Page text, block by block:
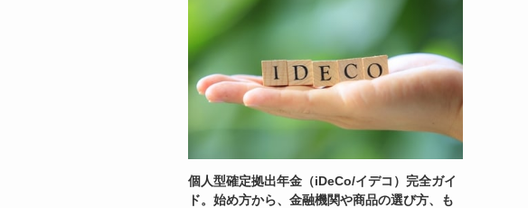
個人型確定拠出年金（iDeCo/イデコ）完全ガイ
ド。始め方から、金融機関や商品の選び方、も